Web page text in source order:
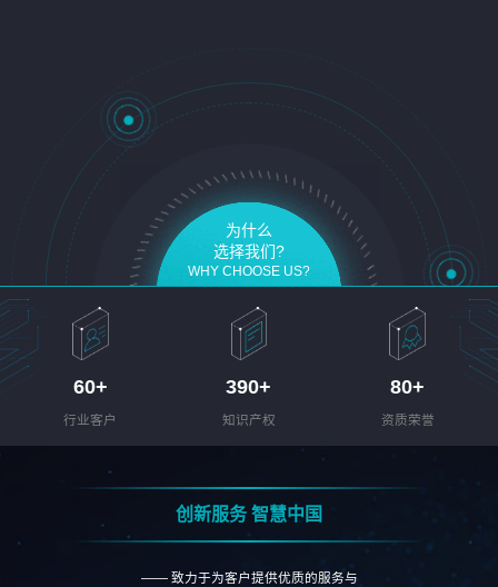
为什么
选择我们?
WHY CHOOSE US?
60+
行业客户
390+
知识产权
80+
资质荣誉
创新服务 智慧中国
—— 致力于为客户提供优质的服务与